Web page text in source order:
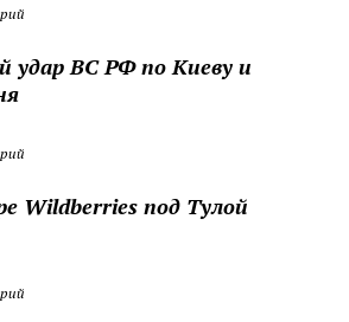
удар ВС РФ по Киеву и
Wildberries под Тулой